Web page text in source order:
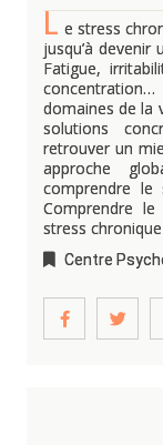
L e stress
jusqu’à
Fatigue,
domaines de la
solutions
retrouver un
approche
comprendre le
Comprendre
stress
Centre